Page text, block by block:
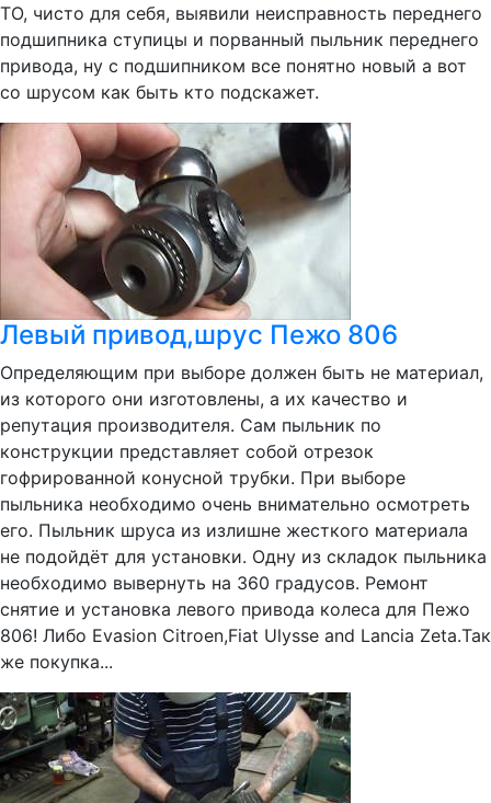
ТО, чисто для себя, выявили неисправность переднего
подшипника ступицы и порванный пыльник переднего
привода, ну с подшипником все понятно новый а вот
со шрусом как быть кто подскажет.
Левый привод,шрус Пежо 806
Определяющим при выборе должен быть не материал,
из которого они изготовлены, а их качество и
репутация производителя. Сам пыльник по
конструкции представляет собой отрезок
гофрированной конусной трубки. При выборе
пыльника необходимо очень внимательно осмотреть
его. Пыльник шруса из излишне жесткого материала
не подойдёт для установки. Одну из складок пыльника
необходимо вывернуть на 360 градусов. Ремонт
снятие и установка левого привода колеса для Пежо
806! Либо Evasion Citroen,Fiat Ulysse and Lancia Zeta.Так
же покупка...